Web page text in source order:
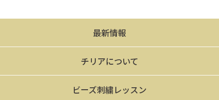
最新情報
チリアについて
ビーズ刺繍レッスン